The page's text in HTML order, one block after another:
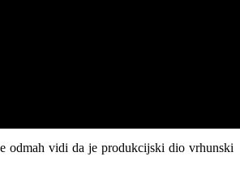
odmah vidi da je produkcijski dio vrhunski